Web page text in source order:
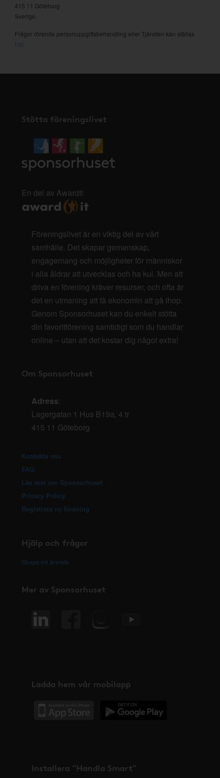
415 11 Göteborg
Sverige.
Frågor rörande personuppgiftsbehandling eller Tjänsten kan ställas
här
Stötta föreningslivet
En del av AwardIt
Föreningslivet är en viktig del av vårt
samhälle. Det skapar gemenskap,
engagemang och möjligheter för människor
i alla åldrar att utvecklas och ha kul. Men att
driva en förening kräver resurser, och ofta är
det en utmaning att få ekonomin att gå ihop.
Genom Sponsorhuset kan du enkelt stötta
din favoritförening samtidigt som du handlar
online – utan att det kostar dig något extra!
Om Sponsorhuset
Adress:
Lagergatan 1 Hus B19a, 4 tr
415 11 Göteborg
Kontakta oss
FAQ
Läs mer om Sponsorhuset
Privacy Policy
Registrera ny förening
Hjälp och frågor
Skapa ett ärende
Mer av Sponsorhuset
Ladda hem vår mobilapp
Installera "Handla Smart"